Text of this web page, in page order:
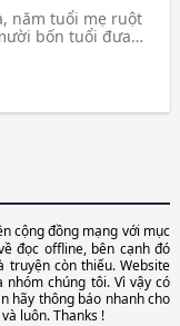
năm tuổi mẹ ruột
bốn tuổi đưa
cộng đồng mạng với mục
đọc offline, bên cạnh đó
truyện còn thiếu. Website
chúng tôi. Vì vậy có
hãy thông báo nhanh cho
luôn. Thanks !